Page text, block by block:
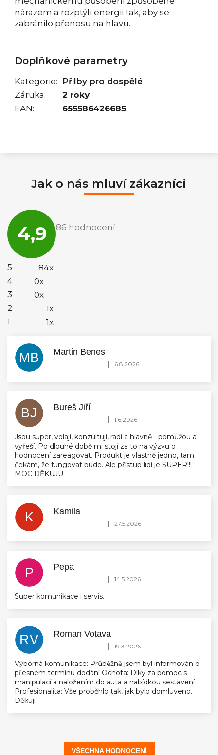
nárazem a rozptýlí energii tak, aby se
zabránilo přenosu na hlavu.
Doplňkové parametry
Kategorie:
Přilby pro dospělé
Záruka:
2 roky
EAN: 655586426685
Jak o nás mluví zákazníci
4,9
hodnocení
obchodu
je
86 hodnocení
5
84x
4
0x
3
0x
2
1x
1
1x
MB Martin Benes
Hodnocení obchodu je 5 z 5 hvězdiček.
| 6.8.2026
BJ Bureš Jiří
Hodnocení obchodu je 5 z 5 hvězdiček.
| 1.6.2026
Jsou super, volají, konzultují, radí a hlavně - pomůžou a
vyřeší. Po dlouhé době mi stojí za to na výzvu o
hodnocení zareagovat. Produkt je vlastně jedno, tam
čekám, že fungovat bude. Ale přístup lidí je SUPER!!!
MOC DĚKUJU.
K Kamila
Hodnocení obchodu je 5 z 5 hvězdiček.
| 27.5.2026
P Pepa
Hodnocení obchodu je 5 z 5 hvězdiček.
| 14.5.2026
Super komunikace i servis.
RV Roman Votava
Hodnocení obchodu je 5 z 5 hvězdiček.
| 19.3.2026
Výborná komunikace: Průběžně jsem byl informován o
přesném termínu dodání Ochota: Díky za pomoc s
manipulací a naložením do auta a nabídkou sestavení
Profesionalita: Vše proběhlo tak, jak bylo domluveno.
Děkuji
VŠECHNA HODNOCENÍ